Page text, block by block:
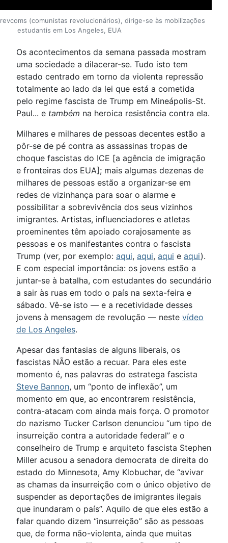
(comunistas revolucionários), dirige-se às mobilizações
estudantis em Los Angeles, EUA
Os acontecimentos da semana passada mostram
uma sociedade a dilacerar-se. Tudo isto tem
estado centrado em torno da violenta repressão
totalmente ao lado da lei que está a cometida
pelo regime fascista de Trump em Mineápolis-St.
Paul... e também na heroica resistência contra ela.
Milhares e milhares de pessoas decentes estão a
pôr-se de pé contra as assassinas tropas de
choque fascistas do ICE [a agência de imigração
e fronteiras dos EUA]; mais algumas dezenas de
milhares de pessoas estão a organizar-se em
redes de vizinhança para soar o alarme e
possibilitar a sobrevivência dos seus vizinhos
imigrantes. Artistas, influenciadores e atletas
proeminentes têm apoiado corajosamente as
pessoas e os manifestantes contra o fascista
Trump (ver, por exemplo: aqui, aqui, aqui e aqui).
E com especial importância: os jovens estão a
juntar-se à batalha, com estudantes do secundário
a sair às ruas em todo o país na sexta-feira e
sábado. Vê-se isto — e a recetividade desses
jovens à mensagem de revolução — neste vídeo
de Los Angeles.
Apesar das fantasias de alguns liberais, os
fascistas NÃO estão a recuar. Para eles este
momento é, nas palavras do estratega fascista
Steve Bannon, um “ponto de inflexão”, um
momento em que, ao encontrarem resistência,
contra-atacam com ainda mais força. O promotor
do nazismo Tucker Carlson denunciou “um tipo de
insurreição contra a autoridade federal” e o
conselheiro de Trump e arquiteto fascista Stephen
Miller acusou a senadora democrata de direita do
estado do Minnesota, Amy Klobuchar, de “avivar
as chamas da insurreição com o único objetivo de
suspender as deportações de imigrantes ilegais
que inundaram o país”. Aquilo de que eles estão a
falar quando dizem “insurreição” são as pessoas
que, de forma não-violenta, ainda que muitas